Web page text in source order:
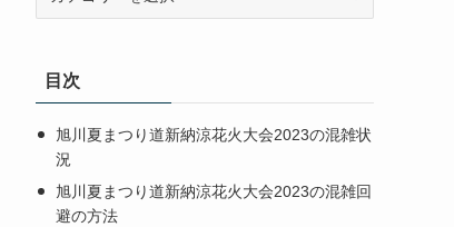
ー目次
旭川夏まつり道新納涼花火大会2023の混雑状
況
旭川夏まつり道新納涼花火大会2023の混雑回
避の方法